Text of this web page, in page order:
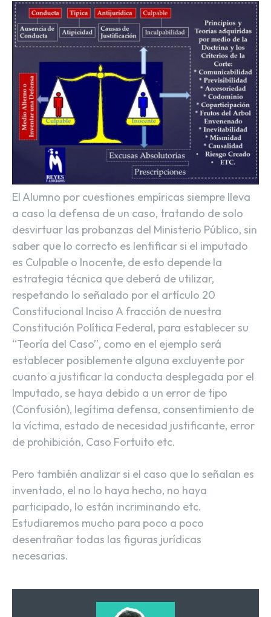
El Alumno por cuestiones empíricas siempre lleva
a caso la defensa de un caso, tratando de solo
desvirtuar las probanzas del Ministerio Público, sin
saber que lo correcto es Ientificar si el imputado
es Culpable o Inocente, de esto depende la
estrategia técnica que deberá de utilizar,
respetando lo señalado por el artículo 20
Constitucional Inciso A fracción de nuestra
Constitución Política Federal, para establecer su
“Teoría del Caso”, como en el ejemplo será
establecer posiblemente alguna excluyente por
cuanto a justificar la conducta desplegada por el
Imputado, se haya debido a un error de tipo
(Confusión), legítima defensa, consentimiento de
la víctima, estado de necesidad justificante, error
de prohibición, Caso Fortuito etc.
Pero también analizar si el caso que lo señalan es
inventado, el no lo haya hecho, no haya
participado, lo están incriminando etc.
Estudiaremos mucho para poco a poco
desentrañar todas las figuras jurídicas
necesarias.